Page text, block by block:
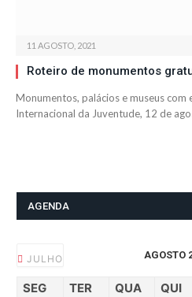
11 AGOSTO, 2021
Roteiro de monumentos
Monumentos, palácios e museus
Internacional da Juventude, 12 de
AGENDA
JULHO AGOSTO
SEG TER QUA QUI